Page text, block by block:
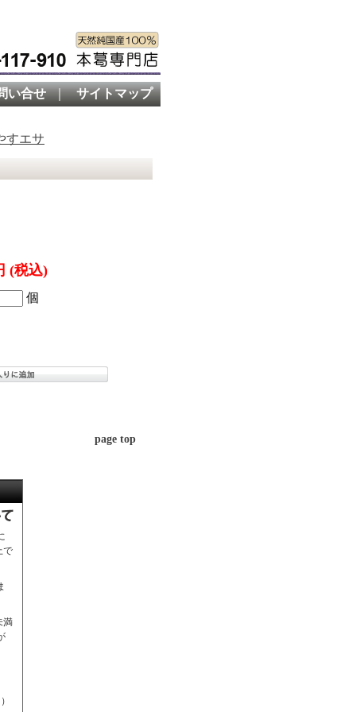
い合せ ｜ サイトマップ
すエサ
(税込)
個
page top
で
満